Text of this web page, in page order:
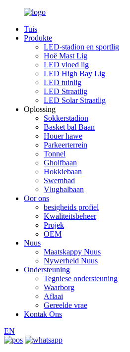
Tuis
Produkte
LED-stadion en sportlig
Hoë Mast Lig
LED vloed lig
LED High Bay Lig
LED tuinlig
LED Straatlig
LED Solar Straatlig
Oplossing
Sokkerstadion
Basket bal Baan
Houer hawe
Parkeerterrein
Tonnel
Gholfbaan
Hokkiebaan
Swembad
Vlugbalbaan
Oor ons
besigheids profiel
Kwaliteitsbeheer
Projek
OEM
Nuus
Maatskappy Nuus
Nywerheid Nuus
Ondersteuning
Tegniese ondersteuning
Waarborg
Aflaai
Gereelde vrae
Kontak Ons
EN